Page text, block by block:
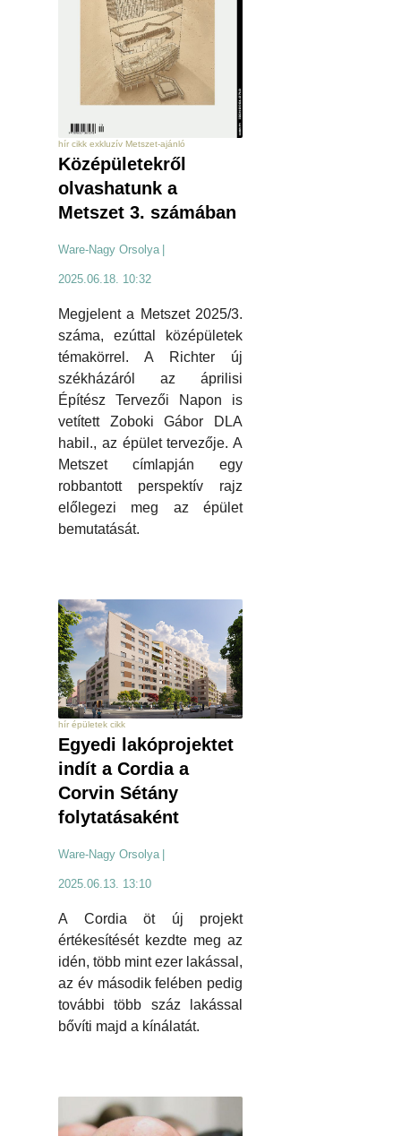
hír cikk exkluzív Metszet-ajánló
Középületekről
olvashatunk a
Metszet 3. számában
Ware-Nagy Orsolya
2025.06.18. 10:32
Megjelent a Metszet 2025/3.
száma, ezúttal középületek
témakörrel. A Richter új
székházáról az áprilisi
Építész Tervezői Napon is
vetített Zoboki Gábor DLA
habil., az épület tervezője. A
Metszet címlapján egy
robbantott perspektív rajz
előlegezi meg az épület
bemutatását.
hír épületek cikk
Egyedi lakóprojektet
indít a Cordia a
Corvin Sétány
folytatásaként
Ware-Nagy Orsolya
2025.06.13. 13:10
A Cordia öt új projekt
értékesítését kezdte meg az
idén, több mint ezer lakással,
az év második felében pedig
további több száz lakással
bővíti majd a kínálatát.